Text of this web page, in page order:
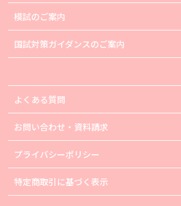
模試のご案内
国試対策ガイダンスのご案内
よくある質問
お問い合わせ・資料請求
プライバシーポリシー
特定商取引に基づく表示